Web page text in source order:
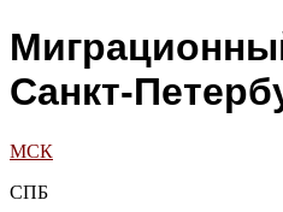
Санкт-
МСК
СПБ